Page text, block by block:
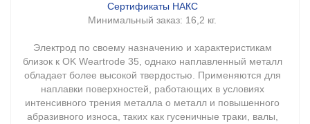
Сертификаты НАКС
Минимальный заказ: 16,2 кг.
Электрод по своему назначению и характеристикам
близок к OK Weartrode 35, однако наплавленный металл
обладает более высокой твердостью. Применяются для
наплавки поверхностей, работающих в условиях
интенсивного трения металла о металл и повышенного
абразивного износа, таких как гусеничные траки, валы,